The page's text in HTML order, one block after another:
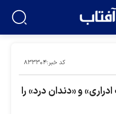
کد خبر:۸۳۳۳۰۴
و «دندان درد» را